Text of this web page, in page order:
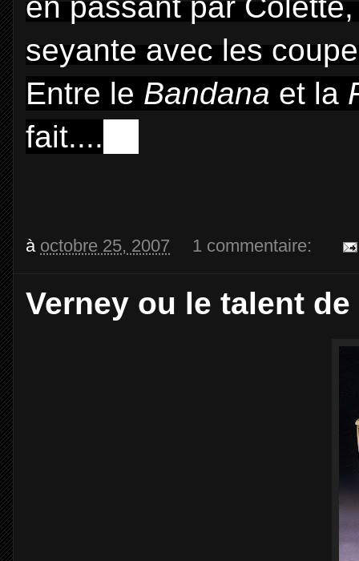
seyante avec les
Entre le Bandana et la
fait....
à octobre 25, 2007 1 commentaire:
Verney ou le talent